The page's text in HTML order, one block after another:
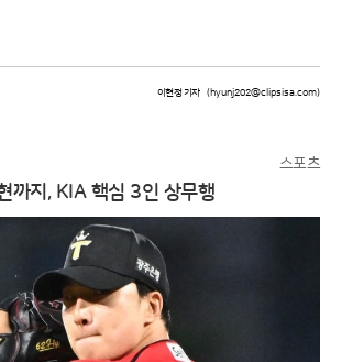
이현정 기자 (hyunj202@clipsisa.com)
스포츠
까지, KIA 핵심 3인 상무행